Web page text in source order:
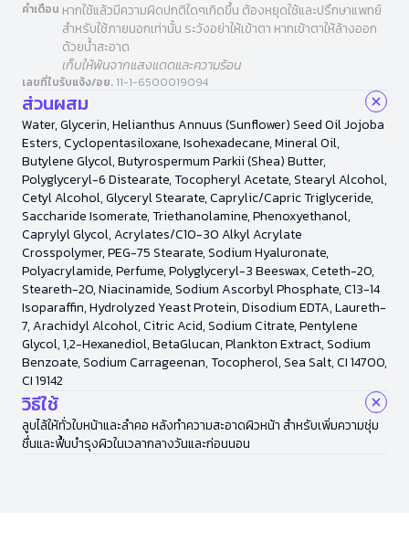
คำเตือน หากใช้แล้วมีความผิดปกติใดๆเกิดขึ้น ต้องหยุดใช้และปรึกษาแพทย์
สำหรับใช้ภายนอกเท่านั้น ระวังอย่าให้เข้าตา หากเข้าตาให้ล้างออก
ด้วยน้ำสะอาด
เก็บให้พ้นจากแสงแดดและความร้อน
เลขที่ใบรับแจ้ง/อย. 11-1-6500019094
ส่วนผสม
Water, Glycerin, Helianthus Annuus (Sunflower) Seed Oil Jojoba
Esters, Cyclopentasiloxane, Isohexadecane, Mineral Oil,
Butylene Glycol, Butyrospermum Parkii (Shea) Butter,
Polyglyceryl-6 Distearate, Tocopheryl Acetate, Stearyl Alcohol,
Cetyl Alcohol, Glyceryl Stearate, Caprylic/Capric Triglyceride,
Saccharide Isomerate, Triethanolamine, Phenoxyethanol,
Caprylyl Glycol, Acrylates/C10-30 Alkyl Acrylate
Crosspolymer, PEG-75 Stearate, Sodium Hyaluronate,
Polyacrylamide, Perfume, Polyglyceryl-3 Beeswax, Ceteth-20,
Steareth-20, Niacinamide, Sodium Ascorbyl Phosphate, C13-14
Isoparaffin, Hydrolyzed Yeast Protein, Disodium EDTA, Laureth-
7, Arachidyl Alcohol, Citric Acid, Sodium Citrate, Pentylene
Glycol, 1,2-Hexanediol, BetaGlucan, Plankton Extract, Sodium
Benzoate, Sodium Carrageenan, Tocopherol, Sea Salt, CI 14700,
CI 19142
วิธีใช้
ลูบไล้ให้ทั่วใบหน้าและลำคอ หลังทำความสะอาดผิวหน้า สำหรับเพิ่มความชุ่ม
ชื่นและฟื้นบำรุงผิวในเวลากลางวันและก่อนนอน